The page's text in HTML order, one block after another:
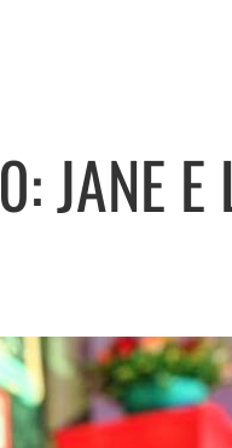
JANE E